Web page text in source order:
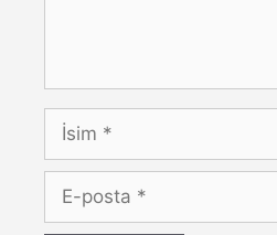
İsim
posta